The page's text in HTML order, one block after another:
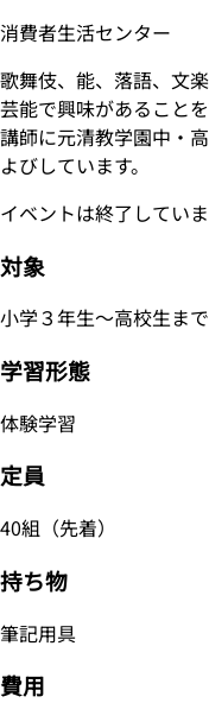
消費者生活センター
歌舞伎、能、落語、文
芸能で興味があること
講師に元清教学園中・
よびしています。
イベントは終了していま
対象
小学３年生～高校生ま
学習形態
体験学習
定員
40組（先着）
持ち物
筆記用具
費用